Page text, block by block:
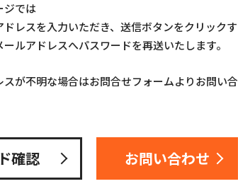
ジでは
レスを入力いただき、送信ボタンをクリックす
ルアドレスへパスワードを再送いたします。
が不明な場合はお問合せフォームよりお問い合
確認 お問い合わせ